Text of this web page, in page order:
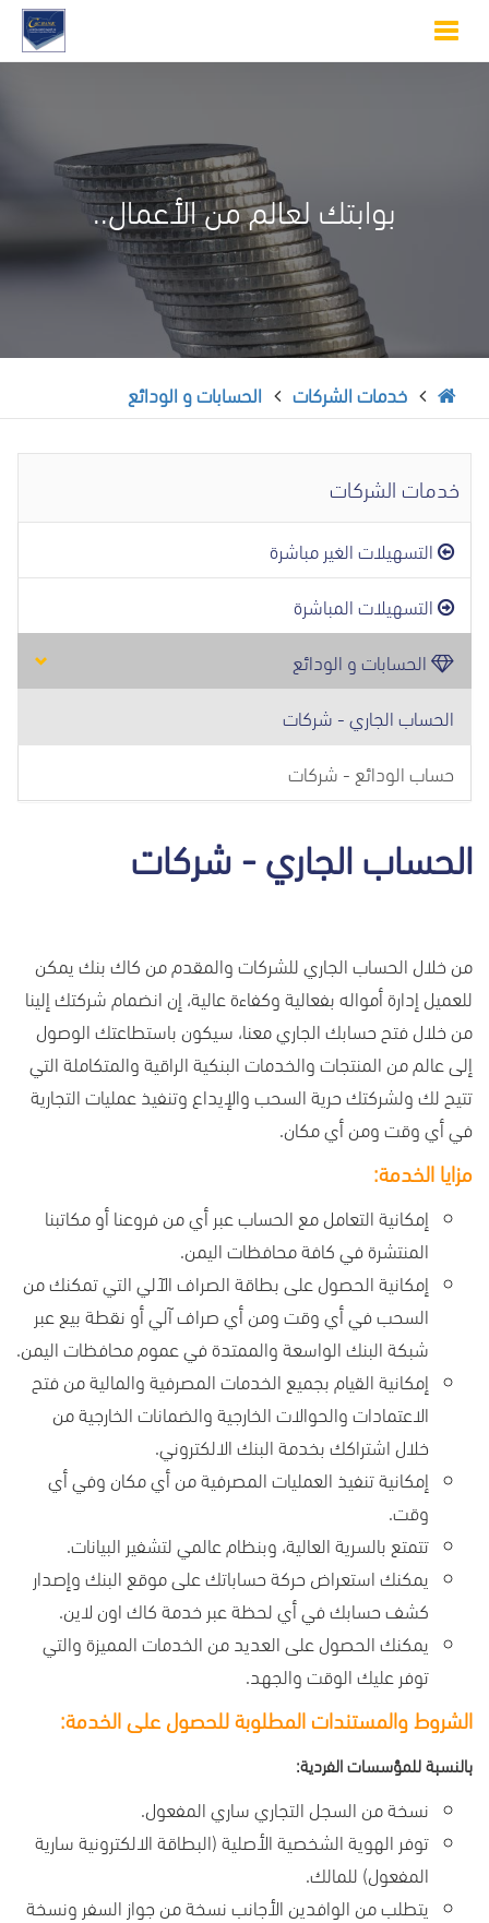
Toggle
navigation
بوابتك لعالم من الأعمال..
خدمات الشركات الحسابات و الودائع
خدمات الشركات
التسهيلات الغير مباشرة
التسهيلات المباشرة
الحسابات و الودائع
الحساب الجاري - شركات
حساب الودائع - شركات
الحساب الجاري - شركات
من خلال الحساب الجاري للشركات والمقدم من كاك بنك يمكن
للعميل إدارة أمواله بفعالية وكفاءة عالية، إن انضمام شركتك إلينا
من خلال فتح حسابك الجاري معنا، سيكون باستطاعتك الوصول
إلى عالم من المنتجات والخدمات البنكية الراقية والمتكاملة التي
تتيح لك ولشركتك حرية السحب والإيداع وتنفيذ عمليات التجارية
في أي وقت ومن أي مكان.
مزايا الخدمة:
إمكانية التعامل مع الحساب عبر أي من فروعنا أو مكاتبنا
المنتشرة في كافة محافظات اليمن.
إمكانية الحصول على بطاقة الصراف الآلي التي تمكنك من
السحب في أي وقت ومن أي صراف آلي أو نقطة بيع عبر
شبكة البنك الواسعة والممتدة في عموم محافظات اليمن.
إمكانية القيام بجميع الخدمات المصرفية والمالية من فتح
الاعتمادات والحوالات الخارجية والضمانات الخارجية من
خلال اشتراكك بخدمة البنك الالكتروني.
إمكانية تنفيذ العمليات المصرفية من أي مكان وفي أي
وقت.
تتمتع بالسرية العالية، وبنظام عالمي لتشفير البيانات.
يمكنك استعراض حركة حساباتك على موقع البنك وإصدار
كشف حسابك في أي لحظة عبر خدمة كاك اون لاين.
يمكنك الحصول على العديد من الخدمات المميزة والتي
توفر عليك الوقت والجهد.
الشروط والمستندات المطلوبة للحصول على الخدمة:
بالنسبة للمؤسسات الفردية:
نسخة من السجل التجاري ساري المفعول.
توفر الهوية الشخصية الأصلية (البطاقة الالكترونية سارية
المفعول) للمالك.
يتطلب من الوافدين الأجانب نسخة من جواز السفر ونسخة